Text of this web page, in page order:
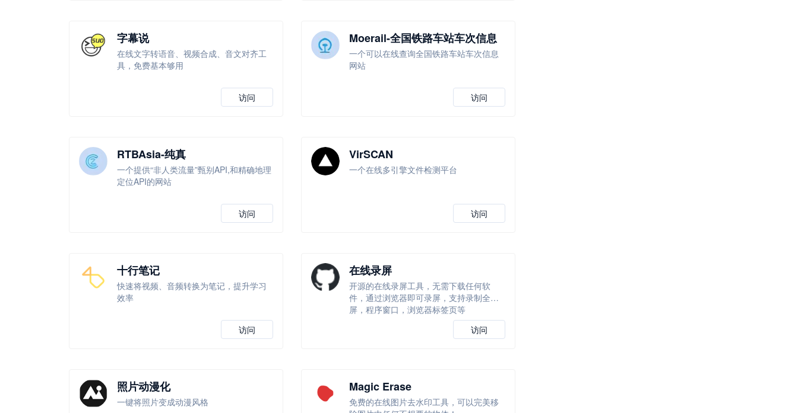
字幕说
在线文字转语音、视频合成、音文对齐工
具，免费基本够用
访问
Moerail-全国铁路车站车次信息
查询
一个可以在线查询全国铁路车站车次信息
网站
访问
RTBAsia-纯真
一个提供“非人类流量”甄别API,和精确地理
定位API的网站
访问
VirSCAN
一个在线多引擎文件检测平台
访问
十行笔记
快速将视频、音频转换为笔记，提升学习
效率
访问
在线录屏
开源的在线录屏工具，无需下载任何软
件，通过浏览器即可录屏，支持录制全
屏，程序窗口，浏览器标签页等
访问
照片动漫化
一键将照片变成动漫风格
Magic Erase
免费的在线图片去水印工具，可以完美移